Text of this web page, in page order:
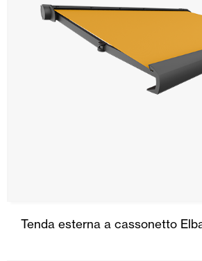
Tenda esterna a cassonetto